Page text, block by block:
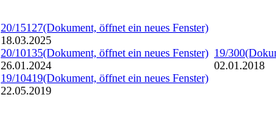
20/15127(Dokument, öffnet ein neues Fenster)
18.03.2025
20/10135(Dokument, öffnet ein neues Fenster)
26.01.2024
19/10419(Dokument, öffnet ein neues Fenster)
22.05.2019
19/300
02.01.2018